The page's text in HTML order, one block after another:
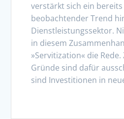
verstärkt sich ein
beobachtender Trend
Dienstleistungssektor.
in diesem
»Servitization« die
Gründe sind dafür
sind Investitionen in